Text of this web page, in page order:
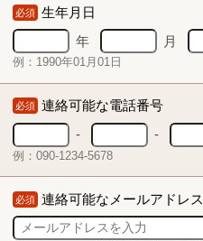
必須 生年月日
年
月
例：1990年01月01日
必須 連絡可能な電話番号
-
-
例：090-1234-5678
必須 連絡可能なメールアドレス